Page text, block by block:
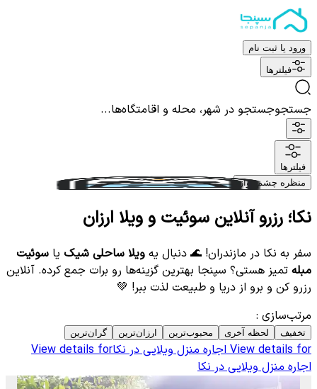
ورود یا ثبت نام
فیلترها
جستجوجستجو در شهر، محله و اقامتگاه‌ها...
فیلترها
منظره چشم نواز
نکا؛ رزرو آنلاین سوئیت و ویلا ارزان
سفر به نکا در مازندران! 🌊 دنبال یه ویلا ساحلی شیک یا سوئیت
مبله تمیز هستی؟ سپنجا بهترین گزینه‌ها رو برات جمع کرده. آنلاین
رزرو کن و برو از دریا و طبیعت لذت ببر! 💚
مرتب‌سازی :
تخفیف لحظه آخری محبوب‌ترین ارزان‌ترین گران‌ترین
View details for اجاره منزل ویلایی در نکاView details for
اجاره منزل ویلایی در نکا